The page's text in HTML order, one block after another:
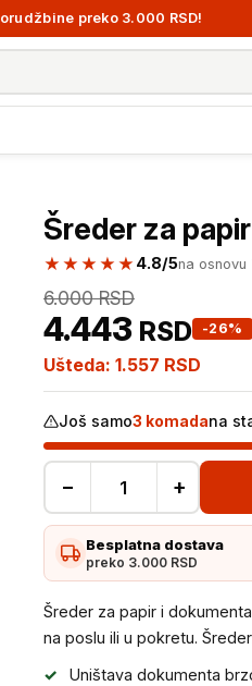
preko 3.000 RSD!
Šreder za
★★★★★ 4.8/5na
-26%
4.443 RSD
6.000RSD
Ušteda: 1.557 RSD
Još samo3 komadana
za
papir
i
dokumenta
količina
− +
Besplatna dostava
preko 3.000 RSD
Šreder za papir i
na poslu ili u pokretu.
Uništava dokumenta